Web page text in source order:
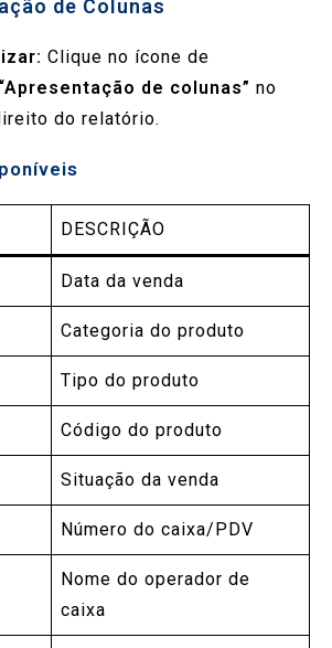
de Colunas
Clique no ícone de
“Apresentação de colunas” no
do relatório.
DESCRIÇÃO
Data da venda
Categoria do produto
Tipo do produto
Código do produto
Situação da venda
Número do caixa/PDV
Nome do operador de
caixa